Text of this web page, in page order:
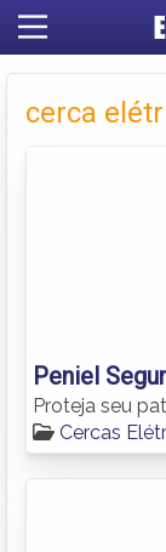
cerca
Peniel
Proteja seu
Cercas